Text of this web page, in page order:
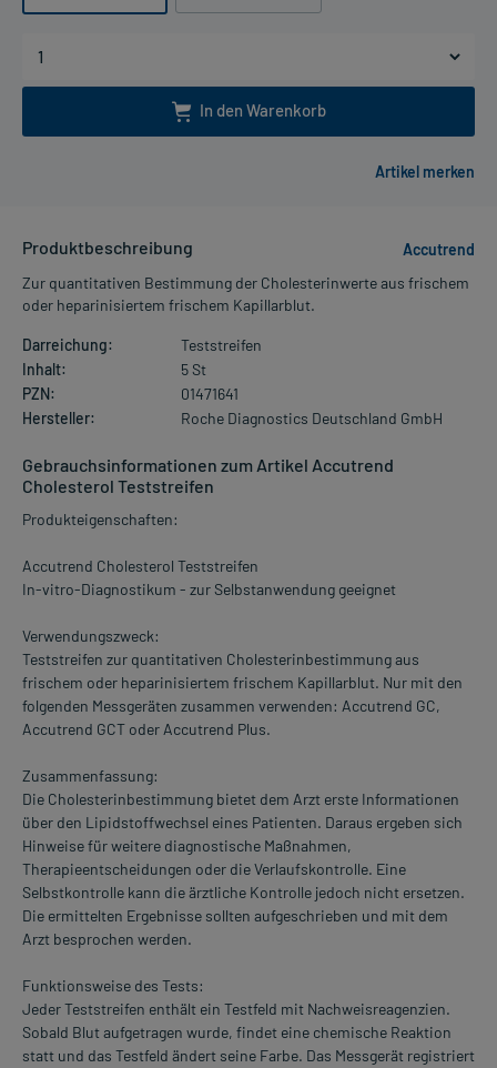
In den Warenkorb
Produktbeschreibung
Accutrend
Zur quantitativen Bestimmung der Cholesterinwerte aus frischem
oder heparinisiertem frischem Kapillarblut.
Darreichung:
Teststreifen
Inhalt:
5 St
PZN:
01471641
Hersteller:
Roche Diagnostics Deutschland GmbH
Gebrauchsinformationen zum Artikel Accutrend
Cholesterol Teststreifen
Produkteigenschaften:
Accutrend Cholesterol Teststreifen
In-vitro-Diagnostikum - zur Selbstanwendung geeignet
Verwendungszweck:
Teststreifen zur quantitativen Cholesterinbestimmung aus
frischem oder heparinisiertem frischem Kapillarblut. Nur mit den
folgenden Messgeräten zusammen verwenden: Accutrend GC,
Accutrend GCT oder Accutrend Plus.
Zusammenfassung:
Die Cholesterinbestimmung bietet dem Arzt erste Informationen
über den Lipidstoffwechsel eines Patienten. Daraus ergeben sich
Hinweise für weitere diagnostische Maßnahmen,
Therapieentscheidungen oder die Verlaufskontrolle. Eine
Selbstkontrolle kann die ärztliche Kontrolle jedoch nicht ersetzen.
Die ermittelten Ergebnisse sollten aufgeschrieben und mit dem
Arzt besprochen werden.
Funktionsweise des Tests:
Jeder Teststreifen enthält ein Testfeld mit Nachweisreagenzien.
Sobald Blut aufgetragen wurde, findet eine chemische Reaktion
statt und das Testfeld ändert seine Farbe. Das Messgerät registriert